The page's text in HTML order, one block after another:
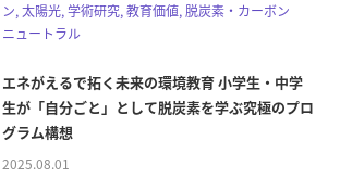
ン, 太陽光, 学術研究, 教育価値, 脱炭素・カーボン
ニュートラル
エネがえるで拓く未来の環境教育 小学生・中学
生が「自分ごと」として脱炭素を学ぶ究極のプロ
グラム構想
2025.08.01